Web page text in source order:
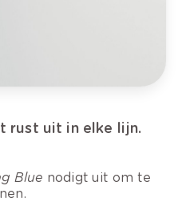
rust uit in elke lijn.
Blue nodigt uit om te